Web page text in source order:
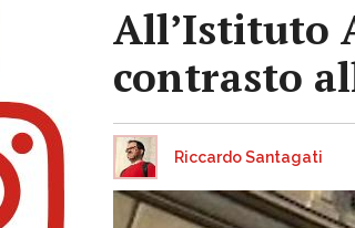
All’Istituto
contrasto
Riccardo Santagati